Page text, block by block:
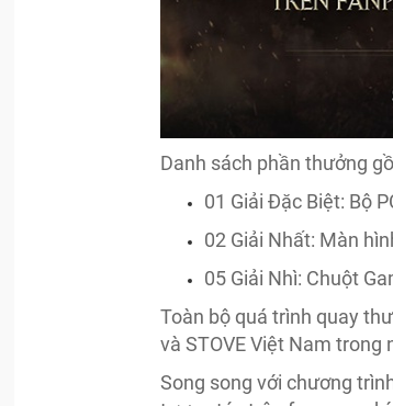
Danh sách phần thưởng
01 Giải Đặc Biệt: Bộ
02 Giải Nhất: Màn
05 Giải Nhì: Chuột
Toàn bộ quá trình quay
và STOVE Việt Nam trong
Song song với chương